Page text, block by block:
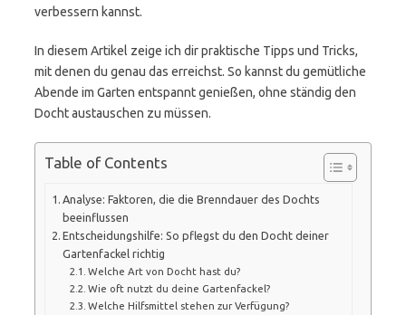
verbessern kannst.
In diesem Artikel zeige ich dir praktische Tipps und Tricks,
mit denen du genau das erreichst. So kannst du gemütliche
Abende im Garten entspannt genießen, ohne ständig den
Docht austauschen zu müssen.
Table of Contents
Analyse: Faktoren, die die Brenndauer des Dochts
beeinflussen
Entscheidungshilfe: So pflegst du den Docht deiner
Gartenfackel richtig
Welche Art von Docht hast du?
Wie oft nutzt du deine Gartenfackel?
Welche Hilfsmittel stehen zur Verfügung?